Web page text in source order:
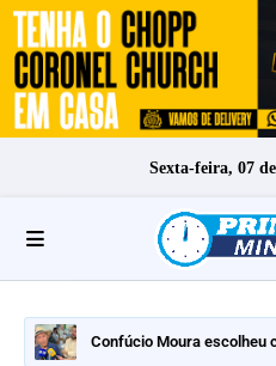
Sexta-feira, 07
Confúcio Moura escolheu